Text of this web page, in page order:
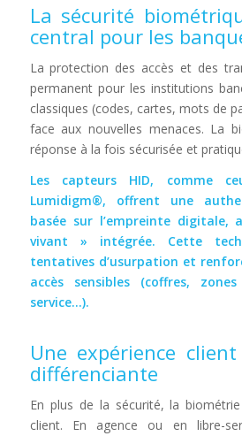
La sécurité
central pour les
La protection des accès et des
permanent pour les institutions
classiques (codes, cartes, mots de
face aux nouvelles menaces. La
réponse à la fois sécurisée et
Les capteurs HID, comme
Lumidigm®, offrent une
basée sur l’empreinte digitale,
vivant » intégrée. Cette
tentatives d’usurpation et
accès sensibles (coffres,
service…).
Une expérience
différenciante
En plus de la sécurité, la
client. En agence ou en libre-